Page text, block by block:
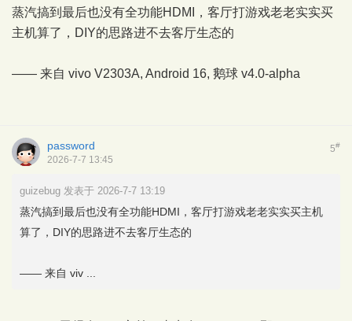
蒸汽搞到最后也没有全功能HDMI，客厅打游戏老老实实买
主机算了，DIY的思路进不去客厅生态的
—— 来自 vivo V2303A, Android 16, 鹅球 v4.0-alpha
5#
password
2026-7-7 13:45
guizebug 发表于 2026-7-7 13:19
蒸汽搞到最后也没有全功能HDMI，客厅打游戏老老实实买主机
算了，DIY的思路进不去客厅生态的
—— 来自 viv ...